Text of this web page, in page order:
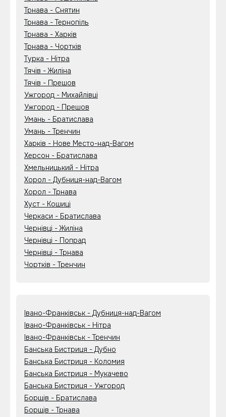
Трнава - Снятин
Трнава - Тернопіль
Трнава - Харків
Трнава - Чортків
Турка - Нітра
Тячів - Жиліна
Тячів - Прешов
Ужгород - Михайлівці
Ужгород - Прешов
Умань - Братислава
Умань - Тренчин
Харків - Нове Место-над-Вагом
Херсон - Братислава
Хмельницький - Нітра
Хорол - Дубниця-над-Вагом
Хорол - Трнава
Хуст - Кошиці
Черкаси - Братислава
Чернівці - Жиліна
Чернівці - Попрад
Чернівці - Трнава
Чортків - Тренчин
Івано-Франківськ - Дубниця-над-Вагом
Івано-Франківськ - Нітра
Івано-Франківськ - Тренчин
Банська Бистриця - Дубно
Банська Бистриця - Коломия
Банська Бистриця - Мукачево
Банська Бистриця - Ужгород
Борщів - Братислава
Борщів - Трнава